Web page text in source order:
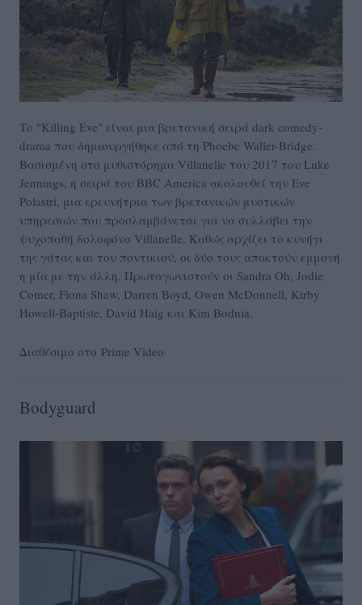
Το "Killing Eve" είναι μια βρετανική σειρά dark comedy-
drama που δημιουργήθηκε από τη Phoebe Waller-Bridge.
Βασισμένη στο μυθιστόρημα Villanelle του 2017 του Luke
Jennings, η σειρά του BBC America ακολουθεί την Eve
Polastri, μια ερευνήτρια των βρετανικών μυστικών
υπηρεσιών που προσλαμβάνεται για να συλλάβει την
ψυχοπαθή δολοφόνο Villanelle. Καθώς αρχίζει το κυνήγι
της γάτας και του ποντικιού, οι δύο τους αποκτούν εμμονή
η μία με την άλλη. Πρωταγωνιστούν οι Sandra Oh, Jodie
Comer, Fiona Shaw, Darren Boyd, Owen McDonnell, Kirby
Howell-Baptiste, David Haig και Kim Bodnia.
Διαθέσιμο στο Prime Video
Bodyguard